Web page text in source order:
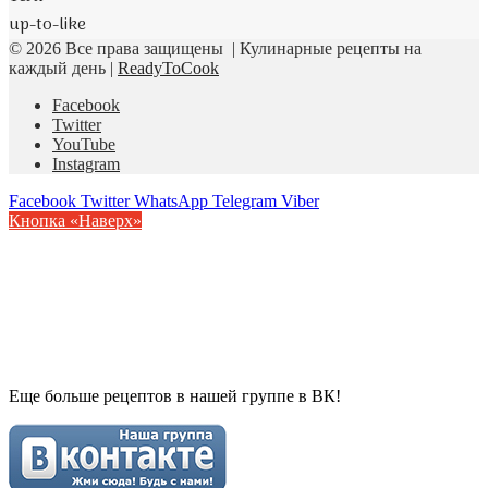
up-to-like
© 2026 Все права защищены | Кулинарные рецепты на
каждый день | ReadyToCook
Facebook
Twitter
YouTube
Instagram
Facebook Twitter WhatsApp Telegram Viber
Кнопка «Наверх»
Еще больше рецептов в нашей группе в ВК!